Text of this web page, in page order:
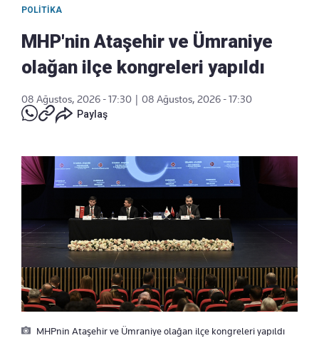
POLITIKA
MHP'nin Ataşehir ve Ümraniye
olağan ilçe kongreleri yapıldı
08 Ağustos, 2026 - 17:30
08 Ağustos, 2026 - 17:30
Paylaş
MHPnin Ataşehir ve Ümraniye olağan ilçe kongreleri yapıldı